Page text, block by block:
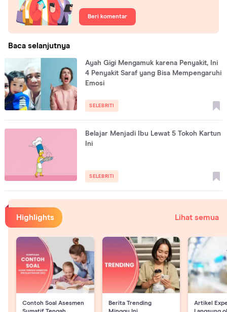
Beri komentar
Baca selanjutnya
Ayah Gigi Mengamuk karena Penyakit, Ini
4 Penyakit Saraf yang Bisa Mempengaruhi
Emosi
SELEBRITI
Belajar Menjadi Ibu Lewat 5 Tokoh Kartun
Ini
SELEBRITI
Highlights Lihat semua
Contoh Soal Asesmen
Berita Trending
Artikel